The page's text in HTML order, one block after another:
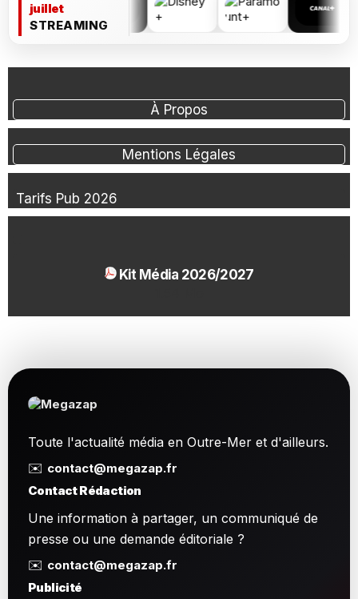
juillet
STREAMING
À Propos
Mentions Légales
Tarifs Pub 2026
Kit Média 2026/2027
Toute l'actualité média en Outre-Mer et d'ailleurs.
✉️ contact@megazap.fr
Contact Rédaction
Une information à partager, un communiqué de
presse ou une demande éditoriale ?
✉️ contact@megazap.fr
Publicité